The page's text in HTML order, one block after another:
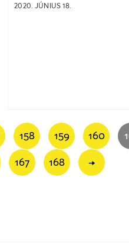
2020. JÚNIUS 18.
158 159 160
167 168 →